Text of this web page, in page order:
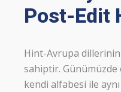
Post-Edit
Hint-Avrupa dillerinin
sahiptir. Günümüzde
kendi alfabesi ile